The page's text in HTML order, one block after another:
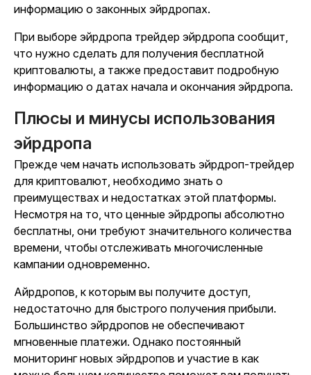
информацию о законных эйрдропах.
При выборе эйрдропа трейдер эйрдропа сообщит,
что нужно сделать для получения бесплатной
криптовалюты, а также предоставит подробную
информацию о датах начала и окончания эйрдропа.
Плюсы и минусы использования
эйрдропа
Прежде чем начать использовать эйрдроп-трейдер
для криптовалют, необходимо знать о
преимуществах и недостатках этой платформы.
Несмотря на то, что ценные эйрдропы абсолютно
бесплатны, они требуют значительного количества
времени, чтобы отслеживать многочисленные
кампании одновременно.
Айрдропов, к которым вы получите доступ,
недостаточно для быстрого получения прибыли.
Большинство эйрдропов не обеспечивают
мгновенные платежи. Однако постоянный
мониторинг новых эйрдропов и участие в как